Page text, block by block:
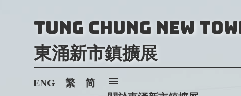
Tung Chung New
東涌新市鎮擴展
ENG 繁 简 menu